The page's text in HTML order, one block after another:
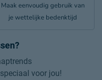
Maak eenvoudig gebruik van
je wettelijke bedenktijd
voor jou!